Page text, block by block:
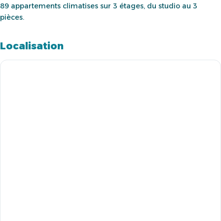
89 appartements climatises sur 3 étages, du studio au 3
pièces.
Localisation